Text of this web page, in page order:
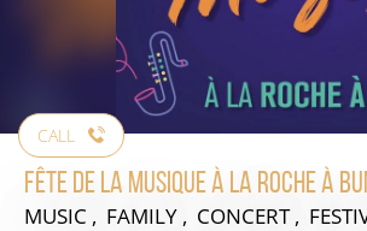
CALL
Fête de la musique à la Roche à
MUSIC , FAMILY , CONCERT ,